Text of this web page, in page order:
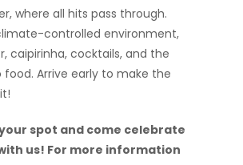
where all hits pass through.
controlled environment,
caipirinha, cocktails, and the
food. Arrive early to make the
spot and come celebrate
us! For more information